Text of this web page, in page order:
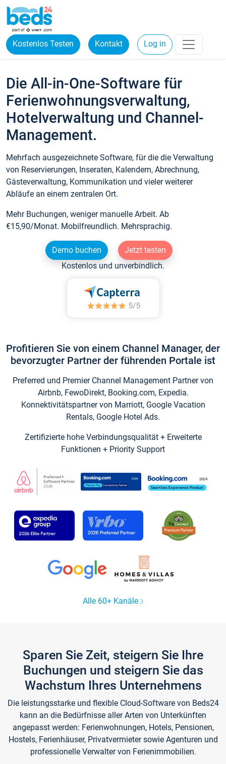
Kostenlos Testen Kontakt Log in
Die All-in-One-Software für
Ferienwohnungsverwaltung,
Hotelverwaltung und Channel-
Management.
Mehrfach ausgezeichnete Software, für die die Verwaltung
von Reservierungen, Inseraten, Kalendern, Abrechnung,
Gästeverwaltung, Kommunikation und vieler weiterer
Abläufe an einem zentralen Ort.
Mehr Buchungen, weniger manuelle Arbeit. Ab
€15,90/Monat. Mobilfreundlich. Mehrsprachig.
Demo buchen
Jetzt testen
Kostenlos und unverbindlich.
Profitieren Sie von einem Channel Manager, der
bevorzugter Partner der führenden Portale ist
Preferred und Premier Channel Management Partner von
Airbnb, FewoDirekt, Booking.com, Expedia.
Konnektivitätspartner von Marriott, Google Vacation
Rentals, Google Hotel Ads.
Zertifizierte hohe Verbindungsqualität + Erweiterte
Funktionen + Priority Support
Alle 60+ Kanäle
Sparen Sie Zeit, steigern Sie Ihre
Buchungen und steigern Sie das
Wachstum Ihres Unternehmens
Die leistungsstarke und flexible Cloud-Software von Beds24
kann an die Bedürfnisse aller Arten von Unterkünften
angepasst werden: Ferienwohnungen, Hotels, Pensionen,
Hostels, Ferienhäuser, Privatvermieter sowie Agenturen und
professionelle Verwalter von Ferienimmobilien.